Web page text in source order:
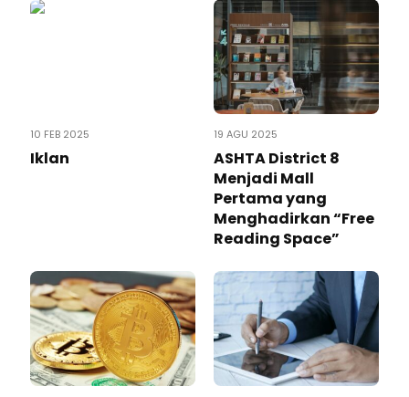
10 FEB 2025
Iklan
19 AGU 2025
ASHTA District 8
Menjadi Mall
Pertama yang
Menghadirkan “Free
Reading Space”